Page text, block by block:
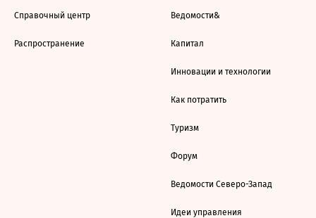
Справочный центр
Распространение
Ведомости&
Капитал
Инновации и технологии
Как потратить
Туризм
Форум
Ведомости Северо-Запад
Идеи управления